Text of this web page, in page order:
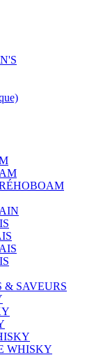
& SAVEURS
WHISKY